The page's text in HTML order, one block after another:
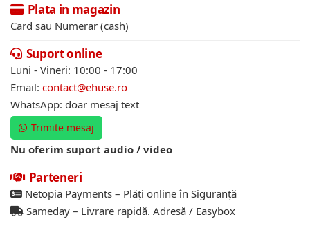
Plata in magazin
Card sau Numerar (cash)
Suport online
Luni - Vineri: 10:00 - 17:00
Email: contact@ehuse.ro
WhatsApp: doar mesaj text
Trimite mesaj
Nu oferim suport audio / video
Parteneri
Netopia Payments – Plăți online în Siguranță
Sameday – Livrare rapidă. Adresă / Easybox